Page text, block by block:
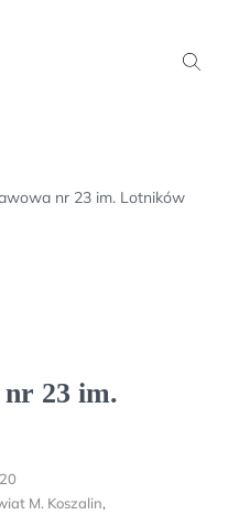
nr 23 im. Lotników
nr 23 im.
M. Koszalin,